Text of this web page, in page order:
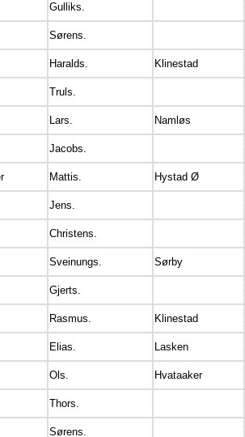
Gulliks.
Sørens.
Haralds. Klinestad
Truls.
Lars. Namløs
Jacobs.
Mattis. Hystad Ø
Jens.
Christens.
Sveinungs. Sørby
Gjerts.
Rasmus. Klinestad
Elias. Lasken
Ols. Hvataaker
Thors.
Sørens.